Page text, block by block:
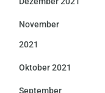
November
2021
Oktober 2021
September